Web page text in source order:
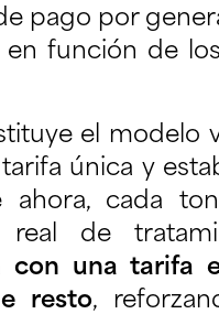
pago por
función de
el modelo
única y
ahora, cada
real de
con una tarifa
resto,